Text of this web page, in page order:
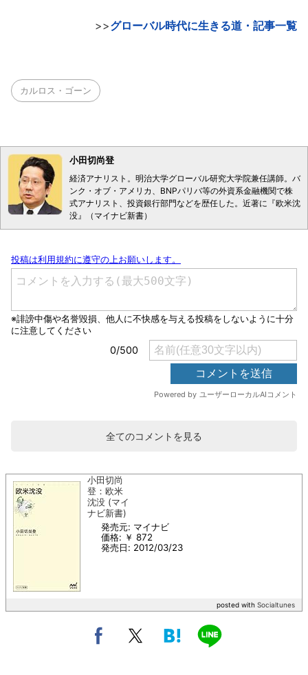
>>グローバル時代に生きる道・記事一覧
カルロス・ゴーン
小田切尚登
経済アナリスト。明治大学グローバル研究大学院兼任講師。バ
ンク・オブ・アメリカ、BNPパリバ等の外資系金融機関で株
式アナリスト、投資銀行部門などを歴任した。近著に『欧米沈
没』（マイナビ新書）
全てのコメントを見る
小田切尚
登：欧米
沈没 (マイ
ナビ新書)
発売元: マイナビ
価格: ￥ 872
発売日: 2012/03/23
posted with Socialtunes